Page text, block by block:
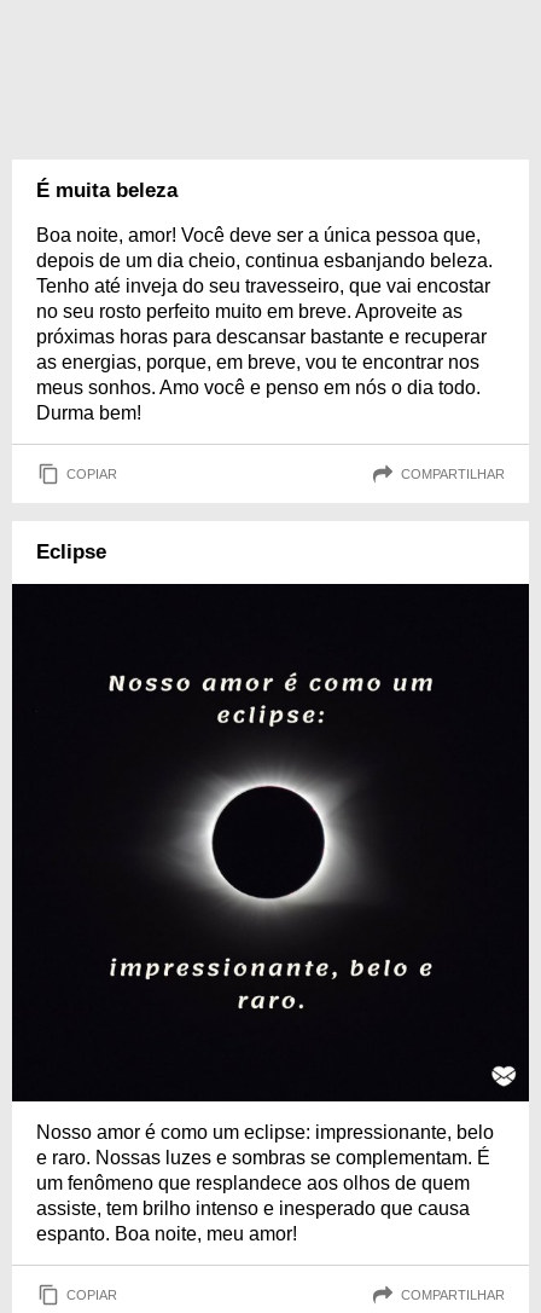
É muita beleza
Boa noite, amor! Você deve ser a única pessoa que,
depois de um dia cheio, continua esbanjando beleza.
Tenho até inveja do seu travesseiro, que vai encostar
no seu rosto perfeito muito em breve. Aproveite as
próximas horas para descansar bastante e recuperar
as energias, porque, em breve, vou te encontrar nos
meus sonhos. Amo você e penso em nós o dia todo.
Durma bem!
COPIAR COMPARTILHAR
Eclipse
Nosso amor é como um eclipse: impressionante, belo
e raro. Nossas luzes e sombras se complementam. É
um fenômeno que resplandece aos olhos de quem
assiste, tem brilho intenso e inesperado que causa
espanto. Boa noite, meu amor!
COPIAR COMPARTILHAR